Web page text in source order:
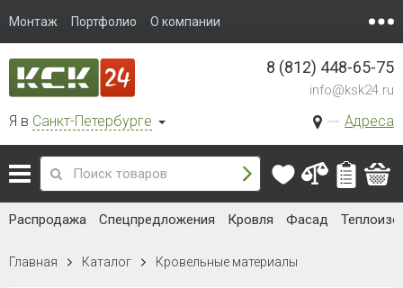
Монтаж Портфолио О компании
Я в Санкт-Петербурге Адреса
8 (812) 448-65-75
info@ksk24.ru
Распродажа Спецпредложения Кровля Фасад
Главная Каталог Кровельные материалы